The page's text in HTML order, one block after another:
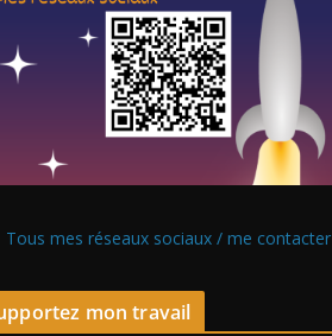
Tous mes réseaux sociaux / me contacter
mon travail